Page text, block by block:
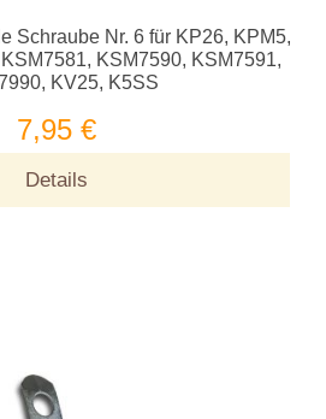
Schraube Nr. 6 für KP26, KPM5,
KSM7590, KSM7591,
KV25, K5SS
7,95 €
Details